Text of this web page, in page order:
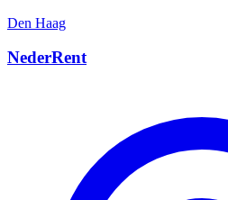
Den Haag
NederRent